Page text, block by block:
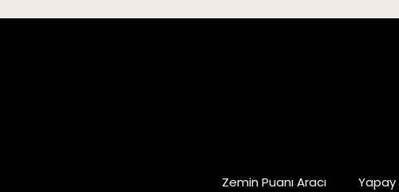
Zemin Puanı Aracı Yapay